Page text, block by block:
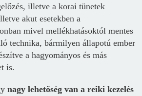
illetve a korai tünetek
akut esetekben a
mivel mellékhatásoktól mentes
technika, bármilyen állapotú ember
a hagyományos és más
is.
nagy lehetőség van a reiki kezelés